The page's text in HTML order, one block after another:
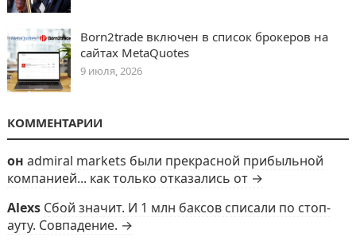
Born2trade включен в список брокеров на
сайтах MetaQuotes
9 июля, 2026
КОММЕНТАРИИ
он admiral markets были прекрасной прибыльной
компанией... как только отказались от →
Alexs Сбой значит. И 1 млн баксов списали по стоп-
ауту. Совпадение. →